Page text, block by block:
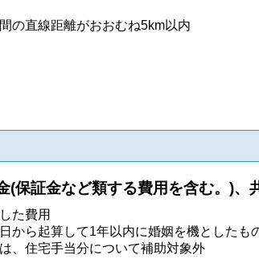
直線距離がおおむね5km以内
証金など類する費用を含む。)、
た費用
から起算して1年以内に婚姻を機としたも
、住宅手当分について補助対象外